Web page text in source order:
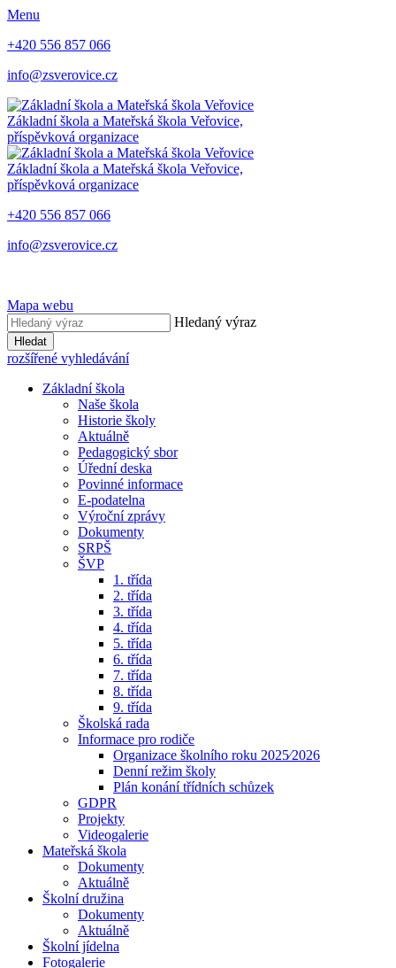
Menu
+420 556 857 066
info@zsverovice.cz
Základní škola a Mateřská škola Veřovice,
příspěvková organizace
Základní škola a Mateřská škola Veřovice,
příspěvková organizace
+420 556 857 066
info@zsverovice.cz
Mapa webu
Hledaný výraz
Hledat
rozšířené vyhledávání
Základní škola
Naše škola
Historie školy
Aktuálně
Pedagogický sbor
Úřední deska
Povinné informace
E-podatelna
Výroční zprávy
Dokumenty
SRPŠ
ŠVP
1. třída
2. třída
3. třída
4. třída
5. třída
6. třída
7. třída
8. třída
9. třída
Školská rada
Informace pro rodiče
Organizace školního roku 2025⁄2026
Denní režim školy
Plán konání třídních schůzek
GDPR
Projekty
Videogalerie
Mateřská škola
Dokumenty
Aktuálně
Školní družina
Dokumenty
Aktuálně
Školní jídelna
Fotogalerie